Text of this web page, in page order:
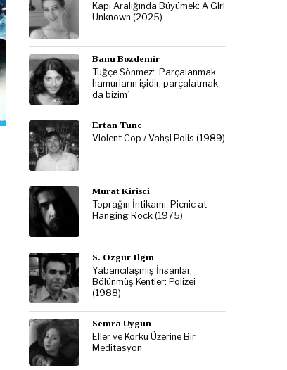
Kapı Aralığında Büyümek: A Girl
Unknown (2025)
Banu Bozdemir
Tuğçe Sönmez: ‘Parçalanmak
hamurların işidir, parçalatmak
da bizim’
Ertan Tunc
Violent Cop / Vahşi Polis (1989)
Murat Kirisci
Toprağın İntikamı: Picnic at
Hanging Rock (1975)
S. Özgür Ilgın
Yabancılaşmış İnsanlar,
Bölünmüş Kentler: Polizei
(1988)
Semra Uygun
Eller ve Korku Üzerine Bir
Meditasyon